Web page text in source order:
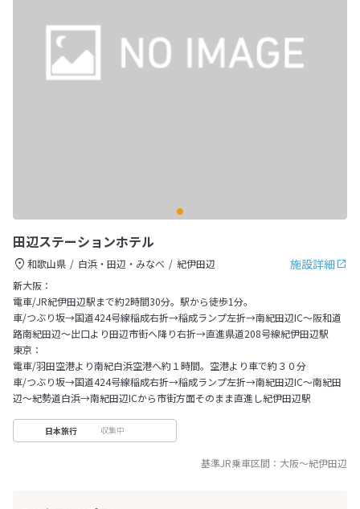
田辺ステーションホテル
施設詳細
和歌山県 白浜・田辺・みなべ
紀伊田辺
新大阪：
電車/JR紀伊田辺駅まで約2時間30分。駅から徒歩1分。
車/つぶり坂→国道424号線稲成右折→稲成ランプ左折→南紀田辺IC～阪和道
路南紀田辺～出口より田辺市街へ降り右折→直進県道208号線紀伊田辺駅
東京：
電車/羽田空港より南紀白浜空港へ約１時間。空港より車で約３０分
車/つぶり坂→国道424号線稲成右折→稲成ランプ左折→南紀田辺IC～南紀田
辺～紀勢道白浜→南紀田辺ICから市街方面そのまま直進し紀伊田辺駅
日本旅行 収集中
基準JR乗車区間： 大阪～紀伊田辺